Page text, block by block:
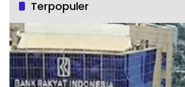
Terpopuler